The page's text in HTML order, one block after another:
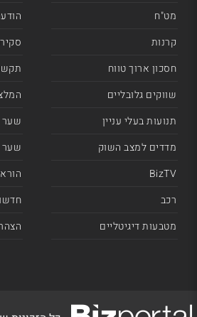
מט"ח
קרנות
חסכון ארוך טווח
שווקים גלובליים
תנועות בעלי עניין
מדדים למצב השוק
BizTV
רכב
מטבעות דיגיטליים
שער
שער